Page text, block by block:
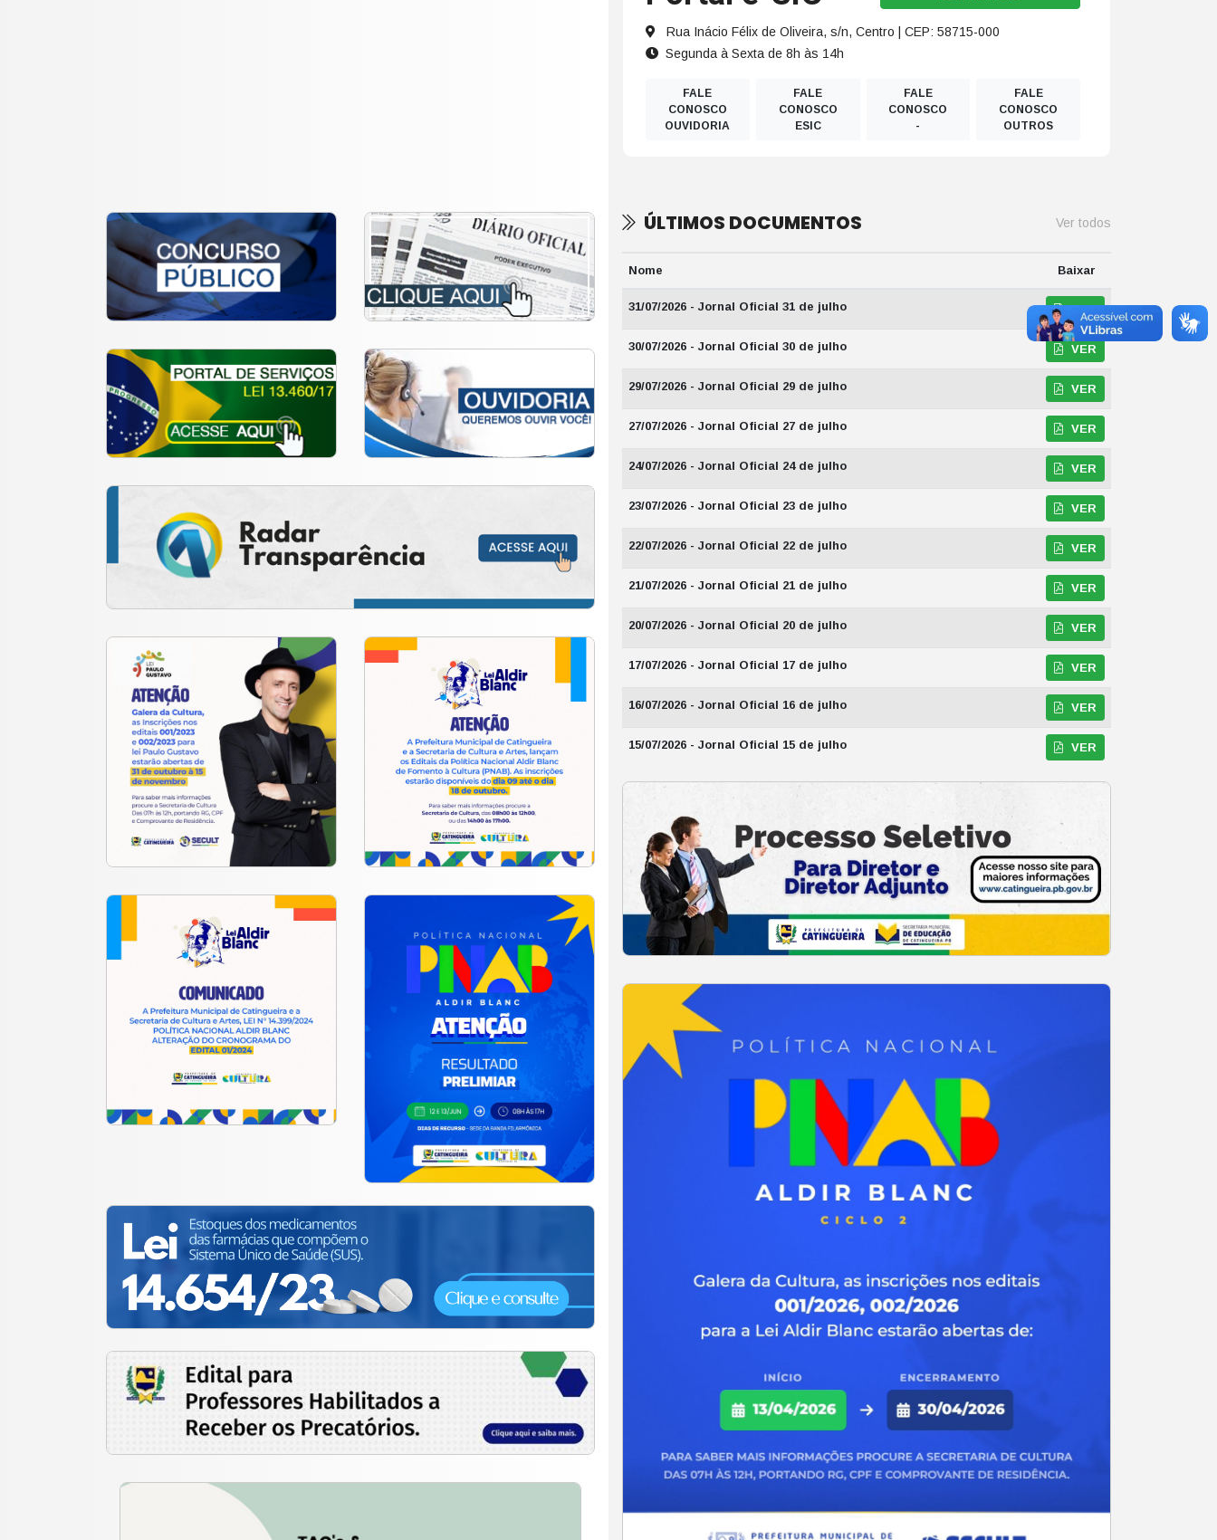
Rua Inácio Félix de Oliveira, s/n, Centro | CEP: 58715-000
Segunda à Sexta de 8h às 14h
FALE
CONOSCO
OUVIDORIA
FALE
CONOSCO
ESIC
FALE
CONOSCO
-
FALE
CONOSCO
OUTROS
ÚLTIMOS DOCUMENTOS Ver todos
Nome Baixar
31/07/2026 - Jornal Oficial 31 de julho VER
30/07/2026 - Jornal Oficial 30 de julho VER
29/07/2026 - Jornal Oficial 29 de julho VER
27/07/2026 - Jornal Oficial 27 de julho VER
24/07/2026 - Jornal Oficial 24 de julho VER
23/07/2026 - Jornal Oficial 23 de julho VER
22/07/2026 - Jornal Oficial 22 de julho VER
21/07/2026 - Jornal Oficial 21 de julho VER
20/07/2026 - Jornal Oficial 20 de julho VER
17/07/2026 - Jornal Oficial 17 de julho VER
16/07/2026 - Jornal Oficial 16 de julho VER
15/07/2026 - Jornal Oficial 15 de julho VER